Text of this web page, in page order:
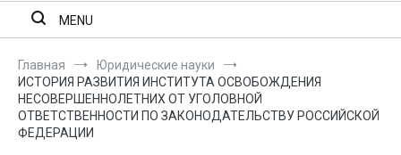
MENU
Главная
Юридические науки
ИСТОРИЯ РАЗВИТИЯ ИНСТИТУТА ОСВОБОЖДЕНИЯ
НЕСОВЕРШЕННОЛЕТНИХ ОТ УГОЛОВНОЙ
ОТВЕТСТВЕННОСТИ ПО ЗАКОНОДАТЕЛЬСТВУ РОССИЙСКОЙ
ФЕДЕРАЦИИ